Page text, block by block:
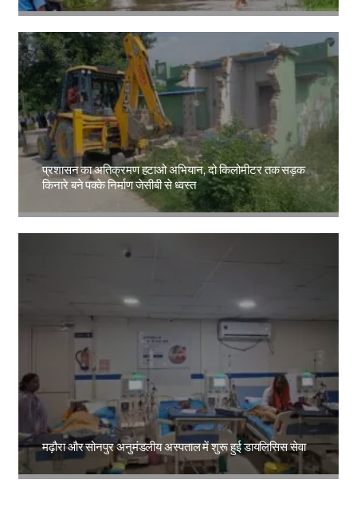
Amit Lekh
प्रशासन का अतिक्रमण हटाओ अभियान, दो किलोमीटर तक सड़क
किनारे बने पक्के निर्माण जेसीबी से ध्वस्त
Amit Lekh
मढ़ौरा और सोनपुर अनुमंडलीय अस्पताल में शुरू हुई डायलिसिस सेवा
Amit Lekh